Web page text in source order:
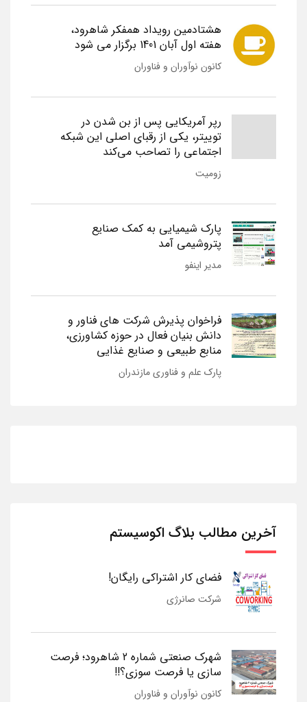
هشتادمین رویداد همفکر شاهرود،
هفته اول آبان 1401 برگزار می شود
کانون نوآوران و فناوران
رپر آمریکایی پس از بن شدن در
توییتر، یکی از رقبای اصلی این شبکه
اجتماعی را تصاحب می‌کند
زومیت
پارک شیمیایی به کمک صنایع
پتروشیمی آمد
مدیر اینفو
فراخوان پذیرش شرکت های فناور و
دانش بنیان فعال در حوزه کشاورزی،
منابع طبیعی و صنایع غذایی
پارک علم و فناوری مازندران
آخرین مطالب بلاگ اکوسیستم
فضای کار اشتراکی رایگان!
شرکت صانرژی
شهرک صنعتی شماره 2 شاهرود؛ فرصت
سازی یا فرصت سوزی؟!!
کانون نوآوران و فناوران